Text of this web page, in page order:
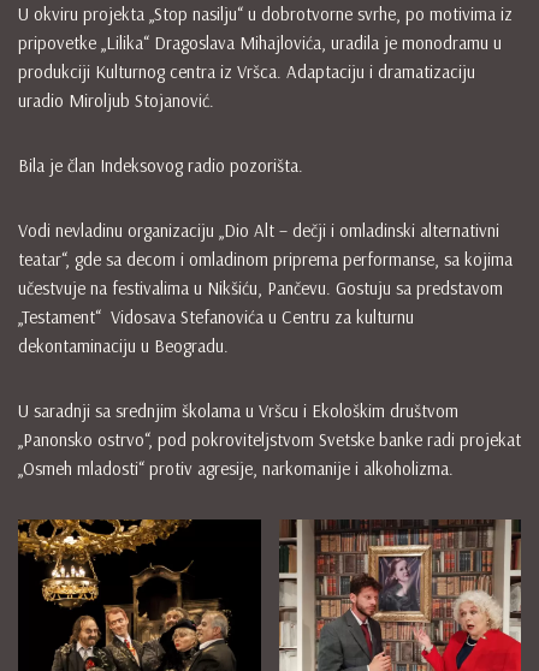
U okviru projekta „Stop nasilju“ u dobrotvorne svrhe, po motivima iz
pripovetke „Lilika“ Dragoslava Mihajlovića, uradila je monodramu u
produkciji Kulturnog centra iz Vršca. Adaptaciju i dramatizaciju
uradio Miroljub Stojanović.
Bila je član Indeksovog radio pozorišta.
Vodi nevladinu organizaciju „Dio Alt – dečji i omladinski alternativni
teatar“, gde sa decom i omladinom priprema performanse, sa kojima
učestvuje na festivalima u Nikšiću, Pančevu. Gostuju sa predstavom
„Testament“ Vidosava Stefanovića u Centru za kulturnu
dekontaminaciju u Beogradu.
U saradnji sa srednjim školama u Vršcu i Ekološkim društvom
„Panonsko ostrvo“, pod pokroviteljstvom Svetske banke radi projekat
„Osmeh mladosti“ protiv agresije, narkomanije i alkoholizma.